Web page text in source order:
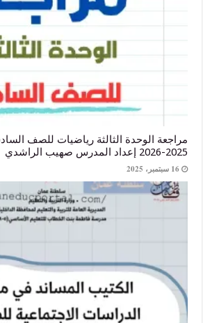
الوحدة الثالثة رياضيات للصف السادس الفصل